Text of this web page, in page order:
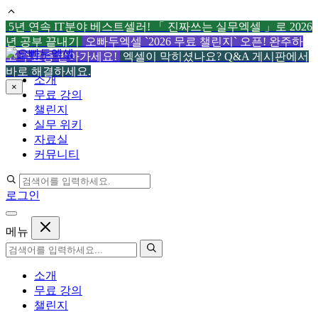
5년 연속 IT분야 베스트셀러! 「 진짜쓰는 실무엑셀 」로 2026
년 공부 끝내기
오빠두엑셀 `2026 무료 챌린지` 오픈! 완주하
고 수료증 받아가세요! 엑셀이 막히셨나요? Q&A 게시판에서
바로 해결하세요.
×
컨
텐
츠
로
소개
무료 강의
챌린지
실무 위키
자료실
커뮤니티
로그인
메뉴
소개
무료 강의
챌린지